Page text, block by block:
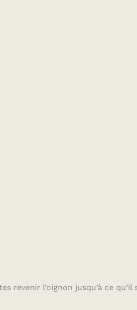
revenir l’oignon jusqu’à ce qu’il